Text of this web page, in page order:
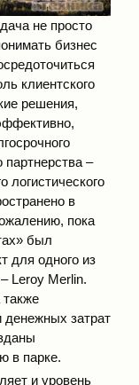
не просто
бизнес
клиентского
решения,
–
логистического
в
пока
был
для одного из
Leroy Merlin.
затрат
в парке.
и уровень